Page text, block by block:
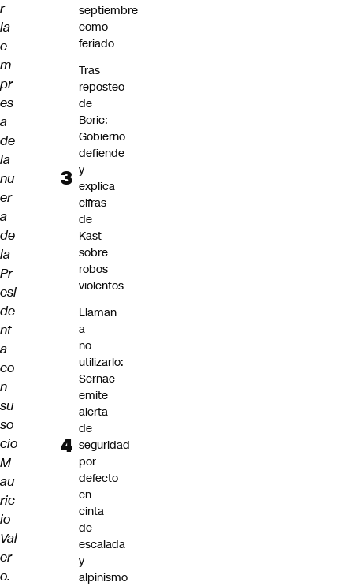
r
la
e
m
pr
es
a
de
la
nu
er
a
de
la
Pr
esi
de
nt
a
co
n
su
so
cio
M
au
ric
io
Val
er
o.
septiembre
como
feriado
Tras
reposteo
de
Boric:
Gobierno
defiende
y
explica
cifras
de
Kast
sobre
robos
violentos
Llaman
a
no
utilizarlo:
Sernac
emite
alerta
de
seguridad
por
defecto
en
cinta
de
escalada
y
alpinismo